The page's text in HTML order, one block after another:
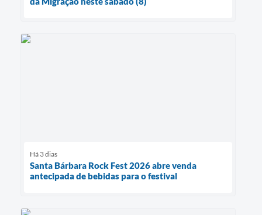
Há 3 dias
Santa Bárbara Rock Fest 2026 abre venda
antecipada de bebidas para o festival